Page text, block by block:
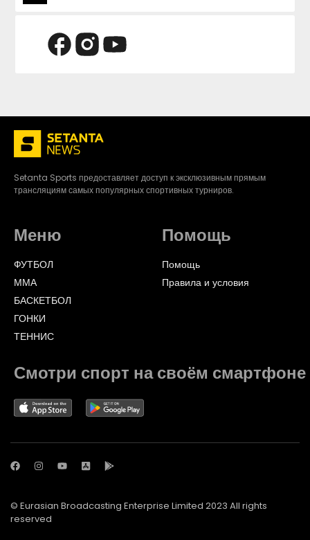
Setanta Sports предоставляет доступ к эксклюзивным прямым
трансляциям самых популярных спортивных турниров.
Меню
ФУТБОЛ
ММА
БАСКЕТБОЛ
ГОНКИ
ТЕННИС
Помощь
Помощь
Правила и условия
Смотри спорт на своём смартфоне
© Eurasian Broadcasting Enterprise Limited 2023 All rights
reserved